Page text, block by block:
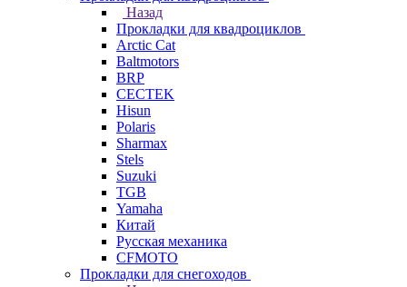
Назад
Прокладки для квадроциклов
Arctic Cat
Baltmotors
BRP
CECTEK
Hisun
Polaris
Sharmax
Stels
Suzuki
TGB
Yamaha
Китай
Русская механика
СFMOTO
Прокладки для снегоходов